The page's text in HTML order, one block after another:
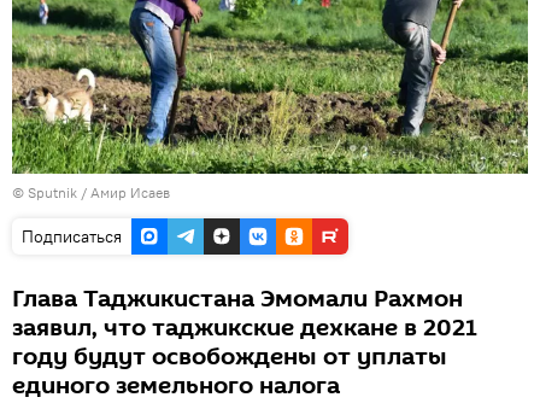
© Sputnik / Амир Исаев
Подписаться
Глава Таджикистана Эмомали Рахмон
заявил, что таджикские дехкане в 2021
году будут освобождены от уплаты
единого земельного налога